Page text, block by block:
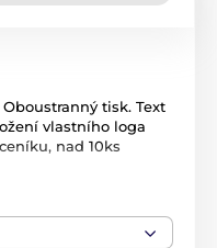
tisk. Text
vlastního loga
nad 10ks